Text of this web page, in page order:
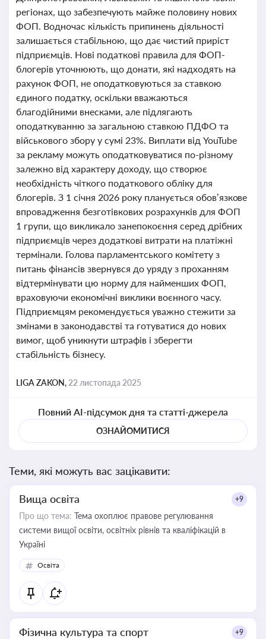
регіонах, що забезпечують майже половину нових
ФОП. Водночас кількість припинень діяльності
залишається стабільною, що дає чистий приріст
підприємців. Нові податкові правила для ФОП-
блогерів уточнюють, що донати, які надходять на
рахунок ФОП, не оподатковуються за ставкою
єдиного податку, оскільки вважаються
благодійними внесками, але підлягають
оподаткуванню за загальною ставкою ПДФО та
військового збору у сумі 23%. Виплати від YouTube
за рекламу можуть оподатковуватися по-різному
залежно від характеру доходу, що створює
необхідність чіткого податкового обліку для
блогерів. З 1 січня 2026 року планується обов’язкове
впровадження безготівкових розрахунків для ФОП
1 групи, що викликало занепокоєння серед дрібних
підприємців через додаткові витрати на платіжні
термінали. Голова парламентського комітету з
питань фінансів звернувся до уряду з проханням
відтермінувати цю норму для найменших ФОП,
враховуючи економічні виклики воєнного часу.
Підприємцям рекомендується уважно стежити за
змінами в законодавстві та готуватися до нових
вимог, щоб уникнути штрафів і зберегти
стабільність бізнесу.
LIGA ZAKON, 22 листопада 2025
Повний AI-підсумок дня та статті-джерела
ОЗНАЙОМИТИСЯ
Теми, які можуть вас зацікавити:
Вища освіта +9
Про що тема: Тема охоплює правове регулювання
системи вищої освіти, освітніх рівнів та кваліфікацій в
Україні
Освіта
Фізична культура та спорт +9